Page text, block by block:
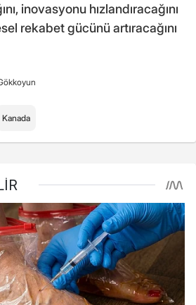
inovasyonu hızlandıracağını
rekabet gücünü artıracağını
Kanada